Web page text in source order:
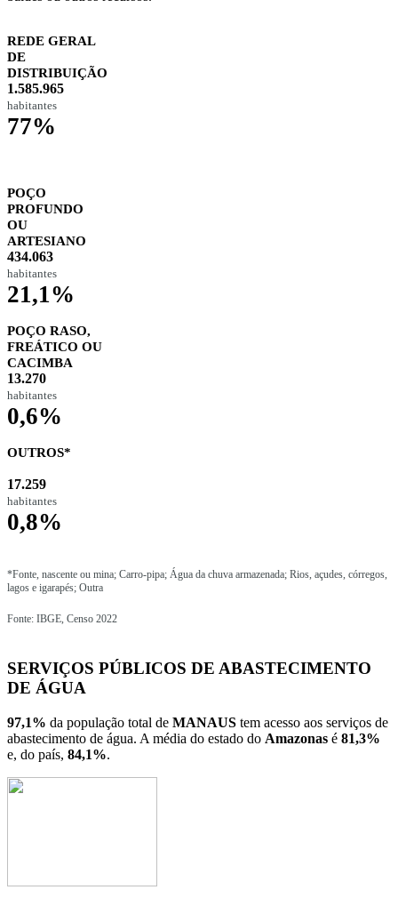
REDE GERAL
DE
DISTRIBUIÇÃO
1.585.965
habitantes
77%
POÇO
PROFUNDO
OU
ARTESIANO
434.063
habitantes
21,1%
POÇO RASO,
FREÁTICO OU
CACIMBA
13.270
habitantes
0,6%
OUTROS*
17.259
habitantes
0,8%
*Fonte, nascente ou mina; Carro-pipa; Água da chuva armazenada; Rios, açudes, córregos,
lagos e igarapés; Outra
Fonte: IBGE, Censo 2022
SERVIÇOS PÚBLICOS DE ABASTECIMENTO
DE ÁGUA
97,1% da população total de MANAUS tem acesso aos serviços de
abastecimento de água. A média do estado do Amazonas é 81,3%
e, do país, 84,1%.